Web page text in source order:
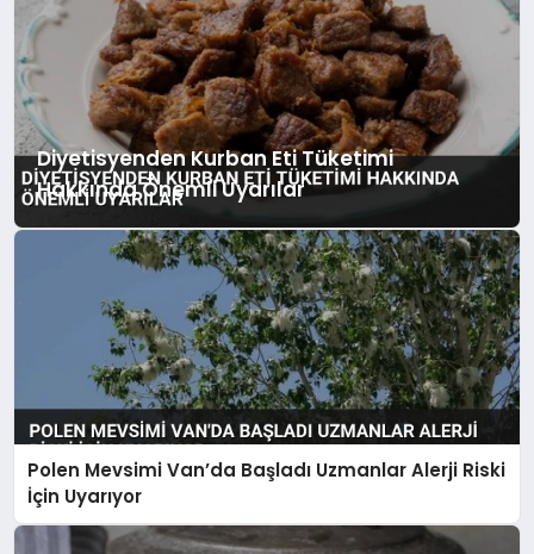
sunduğunu gösteriyor.
Diyetisyenden Kurban Eti Tüketimi
Hakkında Önemli Uyarılar
Polen Mevsimi Van’da Başladı Uzmanlar Alerji Riski
İçin Uyarıyor